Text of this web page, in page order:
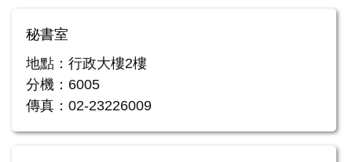
秘書室
地點：行政大樓2樓
分機：6005
傳真：02-23226009